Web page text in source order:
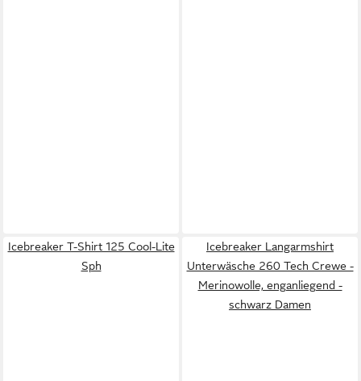
Icebreaker T-Shirt 125 Cool-Lite
Sph
Icebreaker Langarmshirt
Unterwäsche 260 Tech Crewe -
Merinowolle, enganliegend -
schwarz Damen